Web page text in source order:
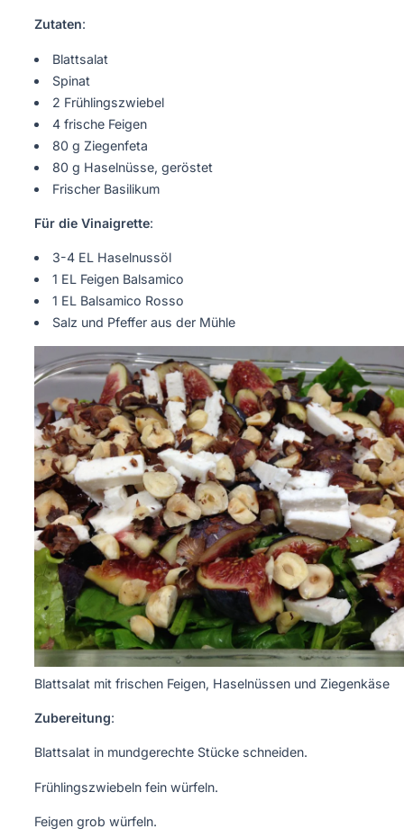
Zutaten:
Blattsalat
Spinat
2 Frühlingszwiebel
4 frische Feigen
80 g Ziegenfeta
80 g Haselnüsse, geröstet
Frischer Basilikum
Für die Vinaigrette:
3-4 EL Haselnussöl
1 EL Feigen Balsamico
1 EL Balsamico Rosso
Salz und Pfeffer aus der Mühle
Blattsalat mit frischen Feigen, Haselnüssen und Ziegenkäse
Zubereitung:
Blattsalat in mundgerechte Stücke schneiden.
Frühlingszwiebeln fein würfeln.
Feigen grob würfeln.